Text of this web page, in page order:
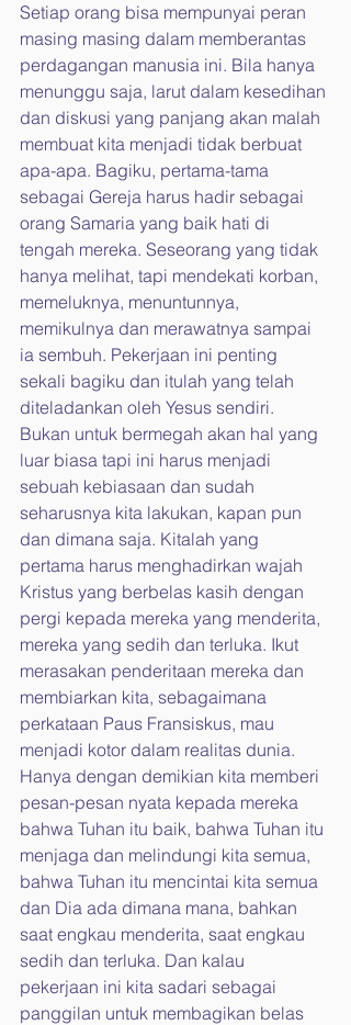
Setiap orang bisa mempunyai peran
masing masing dalam memberantas
perdagangan manusia ini. Bila hanya
menunggu saja, larut dalam kesedihan
dan diskusi yang panjang akan malah
membuat kita menjadi tidak berbuat
apa-apa. Bagiku, pertama-tama
sebagai Gereja harus hadir sebagai
orang Samaria yang baik hati di
tengah mereka. Seseorang yang tidak
hanya melihat, tapi mendekati korban,
memeluknya, menuntunnya,
memikulnya dan merawatnya sampai
ia sembuh. Pekerjaan ini penting
sekali bagiku dan itulah yang telah
diteladankan oleh Yesus sendiri.
Bukan untuk bermegah akan hal yang
luar biasa tapi ini harus menjadi
sebuah kebiasaan dan sudah
seharusnya kita lakukan, kapan pun
dan dimana saja. Kitalah yang
pertama harus menghadirkan wajah
Kristus yang berbelas kasih dengan
pergi kepada mereka yang menderita,
mereka yang sedih dan terluka. Ikut
merasakan penderitaan mereka dan
membiarkan kita, sebagaimana
perkataan Paus Fransiskus, mau
menjadi kotor dalam realitas dunia.
Hanya dengan demikian kita memberi
pesan-pesan nyata kepada mereka
bahwa Tuhan itu baik, bahwa Tuhan itu
menjaga dan melindungi kita semua,
bahwa Tuhan itu mencintai kita semua
dan Dia ada dimana mana, bahkan
saat engkau menderita, saat engkau
sedih dan terluka. Dan kalau
pekerjaan ini kita sadari sebagai
panggilan untuk membagikan belas